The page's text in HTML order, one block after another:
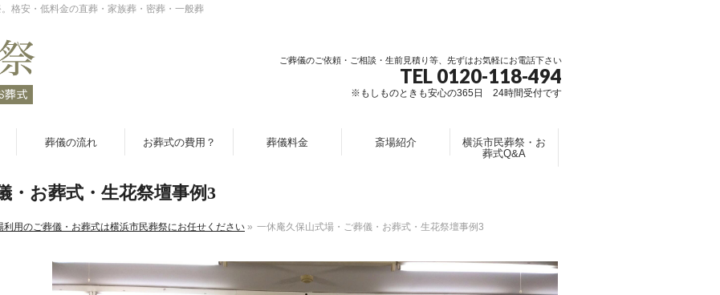
格安・低料金の直葬・家族葬・密葬・一般葬
ご葬儀のご依頼・ご相談・生前見積り等、先ずはお気軽にお電話下さい
TEL 0120-118-494
※もしものときも安心の365日 24時間受付です
葬儀の流れ お葬式の費用？ 葬儀料金 斎場紹介
横浜市民葬祭・お
葬式Q&A
・お葬式・生花祭壇事例3
用のご葬儀・お葬式は横浜市民葬祭にお任せください » 一休庵久保山式場・ご葬儀・お葬式・生花祭壇事例3